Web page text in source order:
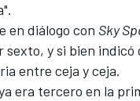
en diálogo con Sky
sexto, y si bien
entre ceja y ceja.
era tercero en la